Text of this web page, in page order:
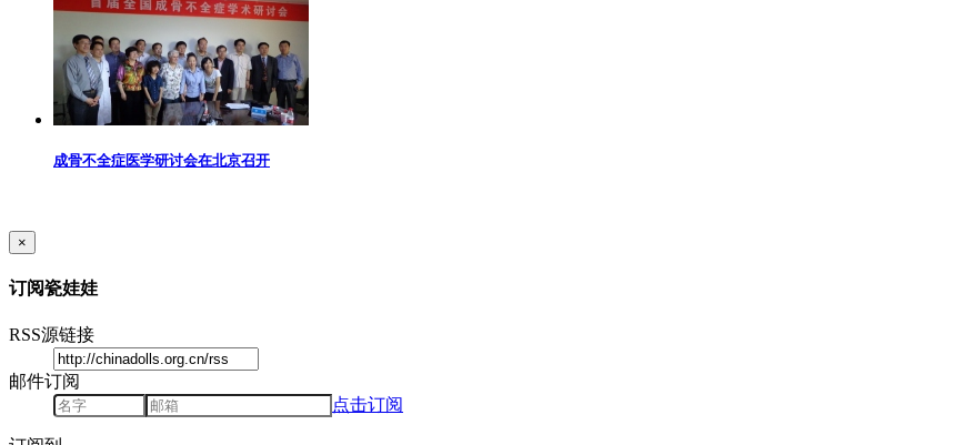
成骨不全症医学研讨会在北京召开
×
订阅瓷娃娃
RSS源链接
邮件订阅
点击订阅